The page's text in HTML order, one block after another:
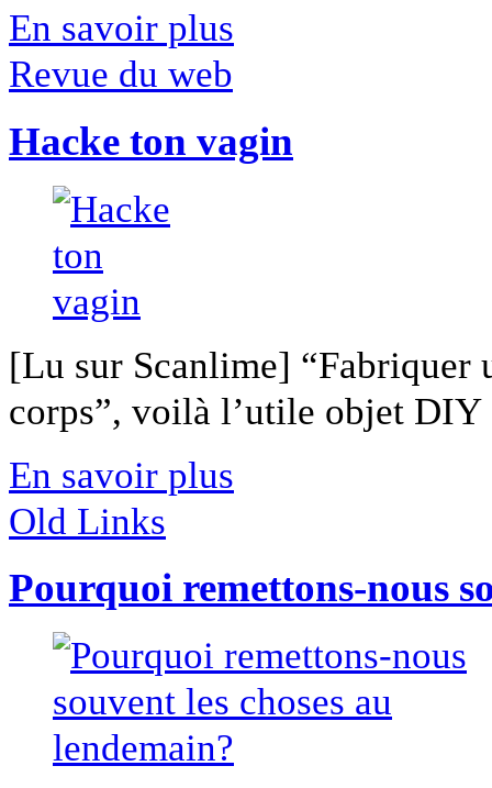
En savoir plus
Revue du web
Hacke ton vagin
[Lu sur Scanlime] “Fabriquer
corps”, voilà l’utile objet
En savoir plus
Old Links
Pourquoi remettons-nous